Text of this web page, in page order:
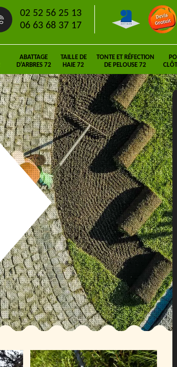
02 52 56 25 13
06 63 68 37 17
ABATTAGE
D'ARBRES 72
TAILLE DE
HAIE 72
TONTE ET RÉFECTION
DE PELOUSE 72